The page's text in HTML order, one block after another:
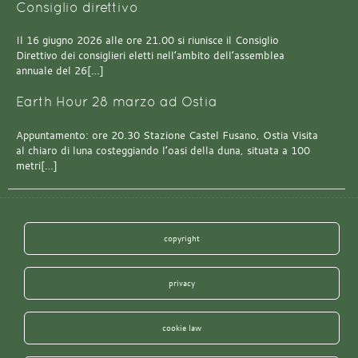
Consiglio direttivo
Il 16 giugno 2026 alle ore 21.00 si riunisce il Consiglio
Direttivo dei consiglieri eletti nell’ambito dell’assemblea
annuale del 26[…]
Earth Hour 28 marzo ad Ostia
Appuntamento: ore 20.30 Stazione Castel Fusano, Ostia Visita
al chiaro di luna costeggiando l’oasi della duna, situata a 100
metri[…]
copyright
privacy
cookie law